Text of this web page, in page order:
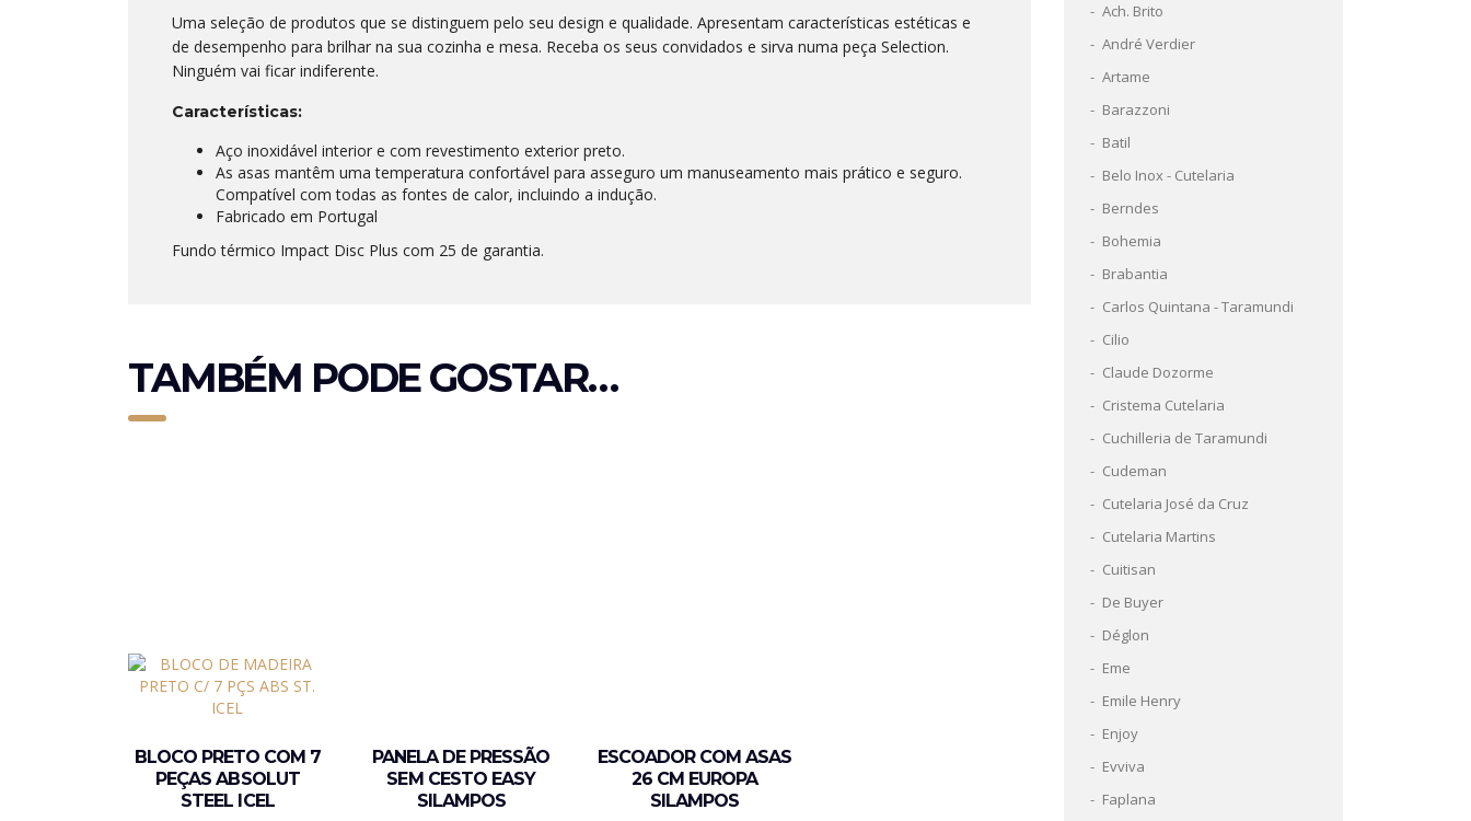
Uma seleção de produtos que se distinguem pelo seu design e qualidade. Apresentam características estéticas e
de desempenho para brilhar na sua cozinha e mesa. Receba os seus convidados e sirva numa peça Selection.
Ninguém vai ficar indiferente.
Características:
Aço inoxidável interior e com revestimento exterior preto.
As asas mantêm uma temperatura confortável para asseguro um manuseamento mais prático e seguro.
Compatível com todas as fontes de calor, incluindo a indução.
Fabricado em Portugal
Fundo térmico Impact Disc Plus com 25 de garantia.
TAMBÉM PODE GOSTAR…
BLOCO PRETO COM 7
PEÇAS ABSOLUT
STEEL ICEL
PANELA DE PRESSÃO
SEM CESTO EASY
SILAMPOS
ESCOADOR COM ASAS
26 CM EUROPA
SILAMPOS
Ach. Brito
André Verdier
Artame
Barazzoni
Batil
Belo Inox - Cutelaria
Berndes
Bohemia
Brabantia
Carlos Quintana - Taramundi
Cilio
Claude Dozorme
Cristema Cutelaria
Cuchilleria de Taramundi
Cudeman
Cutelaria José da Cruz
Cutelaria Martins
Cuitisan
De Buyer
Déglon
Eme
Emile Henry
Enjoy
Evviva
Faplana